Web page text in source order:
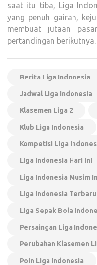
saat itu tiba, Liga
yang penuh gairah,
membuat jutaan
pertandingan berikutnya.
Berita Liga Indonesia
Jadwal Liga Indonesia
Klasemen Liga 2
Klub Liga Indonesia
Kompetisi Liga
Liga Indonesia Hari Ini
Liga Indonesia Musim
Liga Indonesia Terbaru
Liga Sepak Bola
Persaingan Liga
Perubahan Klasemen
Poin Liga Indonesia